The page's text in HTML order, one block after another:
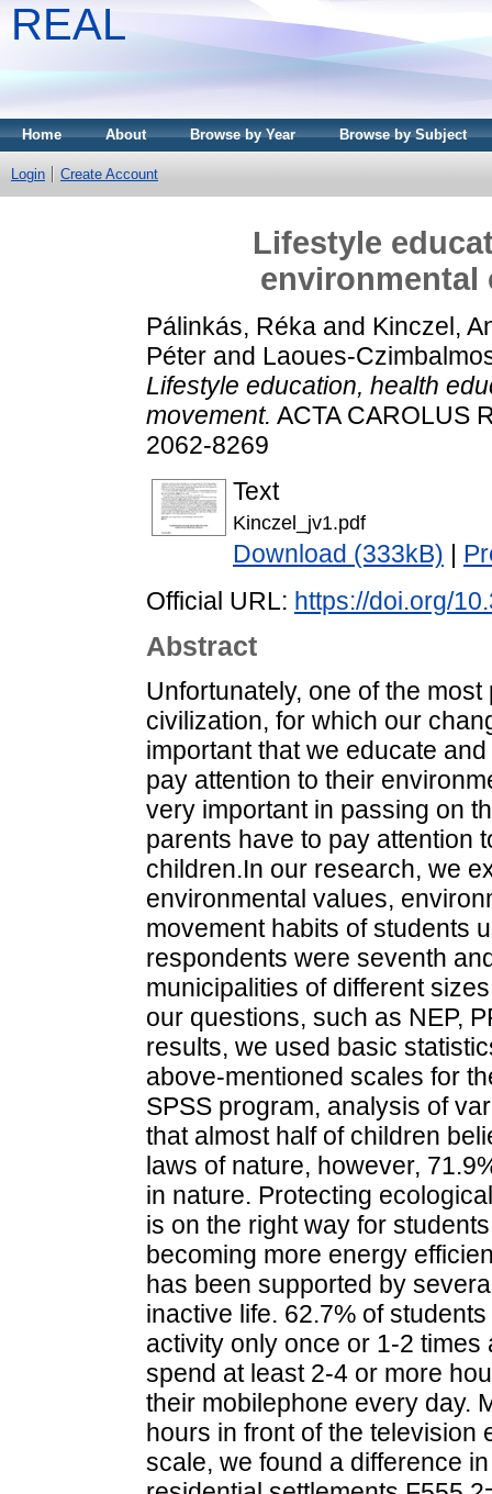
REAL
Home About Browse by Year Browse by Subject
Login Create Account
Lifestyle
environmental
Pálinkás, Réka and Kinczel,
Péter and Laoues-
Lifestyle education, health
movement. ACTA CAROLUS
2062-8269
Text
Kinczel_jv1.pdf
Download (333kB)
Official URL: https://doi.org/
Abstract
Unfortunately, one of the
civilization, for which our
important that we educate
pay attention to their
very important in passing on
parents have to pay attention
children.In our research, we
environmental values,
movement habits of students
respondents were seventh
municipalities of different
our questions, such as NEP,
results, we used basic
above-mentioned scales for
SPSS program, analysis of
that almost half of children
laws of nature, however,
in nature. Protecting
is on the right way for
becoming more energy
has been supported by
inactive life. 62.7% of
activity only once or 1-2
spend at least 2-4 or more
their mobilephone every day.
hours in front of the television
scale, we found a difference